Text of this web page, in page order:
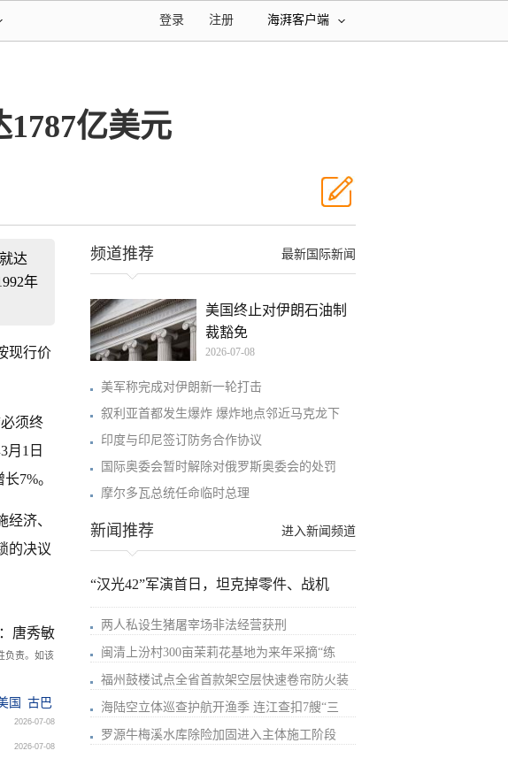
海湃客户端
注册
登录
亿美元
达
年
现行价
须终
月1日
7%。
济、
的决议
唐秀敏
负责。如该
国
古巴
2026-07-08
2026-07-08
最新国际新闻
频道推荐
美国终止对伊朗石油制
裁豁免
2026-07-08
美军称完成对伊朗新一轮打击
叙利亚首都发生爆炸 爆炸地点邻近马克龙下
印度与印尼签订防务合作协议
国际奥委会暂时解除对俄罗斯奥委会的处罚
摩尔多瓦总统任命临时总理
进入新闻频道
新闻推荐
“汉光42”军演首日，坦克掉零件、战机
两人私设生猪屠宰场非法经营获刑
闽清上汾村300亩茉莉花基地为来年采摘“练
福州鼓楼试点全省首款架空层快速卷帘防火装
海陆空立体巡查护航开渔季 连江查扣7艘“三
罗源牛梅溪水库除险加固进入主体施工阶段